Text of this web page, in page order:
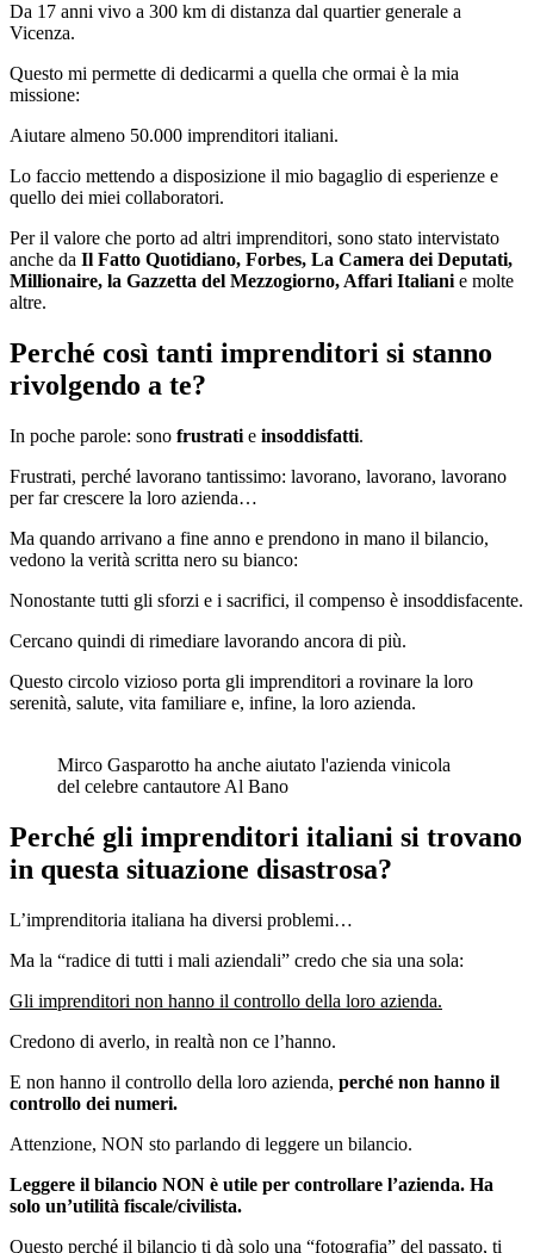
Da 17 anni vivo a 300 km di distanza dal quartier generale a
Vicenza.
Questo mi permette di dedicarmi a quella che ormai è la mia
missione:
Aiutare almeno 50.000 imprenditori italiani.
Lo faccio mettendo a disposizione il mio bagaglio di esperienze e
quello dei miei collaboratori.
Per il valore che porto ad altri imprenditori, sono stato intervistato
anche da Il Fatto Quotidiano, Forbes, La Camera dei Deputati,
Millionaire, la Gazzetta del Mezzogiorno, Affari Italiani e molte
altre.
Perché così tanti imprenditori si stanno
rivolgendo a te?
In poche parole: sono frustrati e insoddisfatti.
Frustrati, perché lavorano tantissimo: lavorano, lavorano, lavorano
per far crescere la loro azienda…
Ma quando arrivano a fine anno e prendono in mano il bilancio,
vedono la verità scritta nero su bianco:
Nonostante tutti gli sforzi e i sacrifici, il compenso è insoddisfacente.
Cercano quindi di rimediare lavorando ancora di più.
Questo circolo vizioso porta gli imprenditori a rovinare la loro
serenità, salute, vita familiare e, infine, la loro azienda.
Mirco Gasparotto ha anche aiutato l'azienda vinicola
del celebre cantautore Al Bano
Perché gli imprenditori italiani si trovano
in questa situazione disastrosa?
L’imprenditoria italiana ha diversi problemi…
Ma la “radice di tutti i mali aziendali” credo che sia una sola:
Gli imprenditori non hanno il controllo della loro azienda.
Credono di averlo, in realtà non ce l’hanno.
E non hanno il controllo della loro azienda, perché non hanno il
controllo dei numeri.
Attenzione, NON sto parlando di leggere un bilancio.
Leggere il bilancio NON è utile per controllare l’azienda. Ha
solo un’utilità fiscale/civilista.
Questo perché il bilancio ti dà solo una “fotografia” del passato, ti